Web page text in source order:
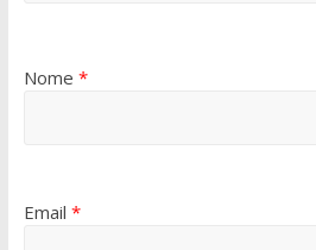
Nome *
Email *